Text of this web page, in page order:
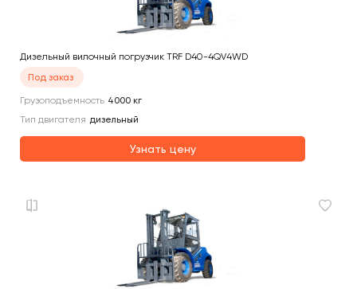
Дизельный вилочный погрузчик TRF D40-4QV4WD
Под заказ
Грузоподъемность 4000 кг
Тип двигателя дизельный
Узнать цену